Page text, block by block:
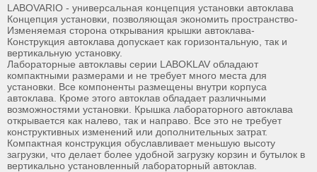
LABOVARIO - универсальная концепция установки автоклава
Концепция установки, позволяющая экономить пространство-
Изменяемая сторона открывания крышки автоклава-
Конструкция автоклава допускает как горизонтальную, так и
вертикальную установку.
Лабораторные автоклавы серии LABOKLAV обладают
компактными размерами и не требует много места для
установки. Все компоненты размещены внутри корпуса
автоклава. Кроме этого автоклав обладает различными
возможностями установки. Крышка лабораторного автоклава
открывается как налево, так и направо. Все это не требует
конструктивных изменений или дополнительных затрат.
Компактная конструкция обуславливает меньшую высоту
загрузки, что делает более удобной загрузку корзин и бутылок в
вертикально установленный лабораторный автоклав.